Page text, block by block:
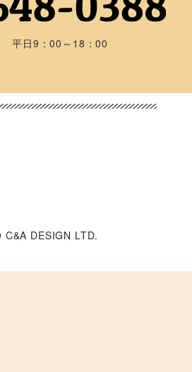
平日9：00～18：00
DESIGN LTD.